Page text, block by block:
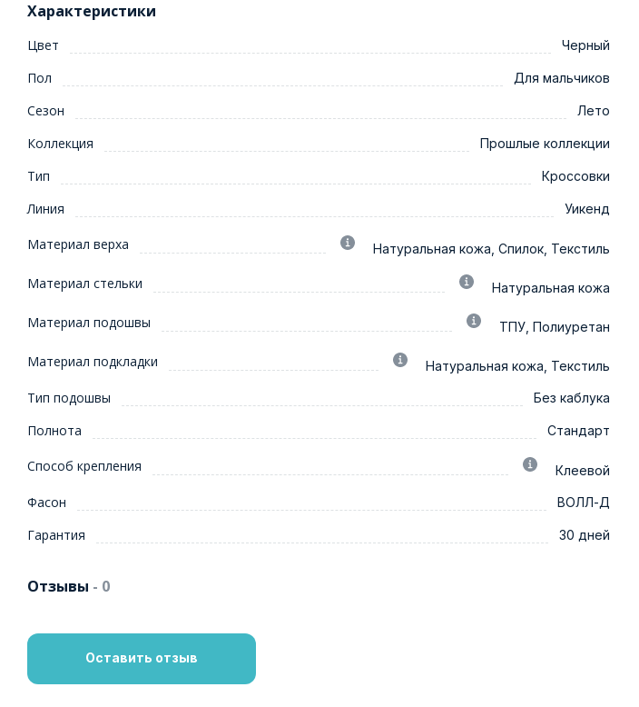
Характеристики
Цвет Черный
Пол Для мальчиков
Сезон Лето
Коллекция Прошлые коллекции
Тип Кроссовки
Линия Уикенд
Материал верха Натуральная кожа, Спилок, Текстиль
Материал стельки Натуральная кожа
Материал подошвы ТПУ, Полиуретан
Материал подкладки Натуральная кожа, Текстиль
Тип подошвы Без каблука
Полнота Стандарт
Способ крепления Клеевой
Фасон ВОЛЛ-Д
Гарантия 30 дней
Отзывы - 0
Оставить отзыв